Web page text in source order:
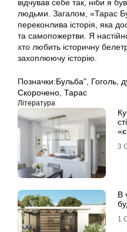
відчував себе так, ніби я
людьми. Загалом, «Тарас
переконлива історія, яка
та самопожертви. Я
хто любить історичну
захоплюючу історію.
Позначки:Бульба”, Гоголь,
Скорочено, Тарас
Література
3
В
1